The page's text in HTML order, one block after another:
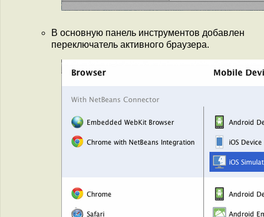
В основную панель инструментов добавлен
переключатель активного браузера.